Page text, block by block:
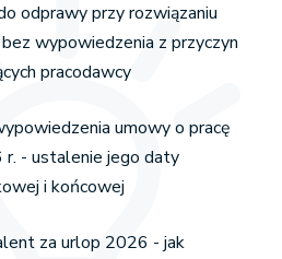
odprawy przy rozwiązaniu
wypowiedzenia z przyczyn
pracodawcy
umowy o pracę
- ustalenie jego daty
i końcowej
za urlop 2026 - jak